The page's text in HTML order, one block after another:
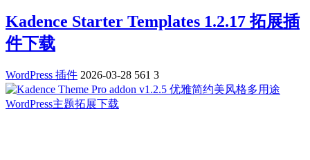
Kadence Starter Templates 1.2.17 拓展插
件下载
WordPress 插件 2026-03-28 561 3